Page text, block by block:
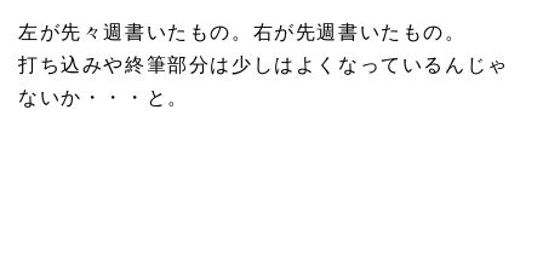
左が先々週書いたもの。右が先週書いたもの。
打ち込みや終筆部分は少しはよくなっているんじゃ
ないか・・・と。